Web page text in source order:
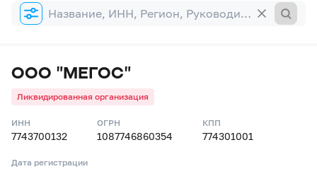
Форма
поиска
ООО "МЕГОС"
Ликвидированная организация
ИНН
7743700132
ОГРН
1087746860354
КПП
774301001
Дата регистрации